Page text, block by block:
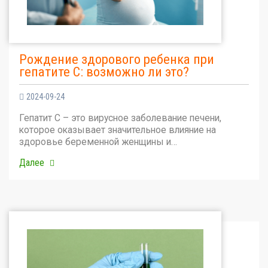
Рождение здорового ребенка при
гепатите С: возможно ли это?
2024-09-24
Гепатит С – это вирусное заболевание печени,
которое оказывает значительное влияние на
здоровье беременной женщины и…
Далее